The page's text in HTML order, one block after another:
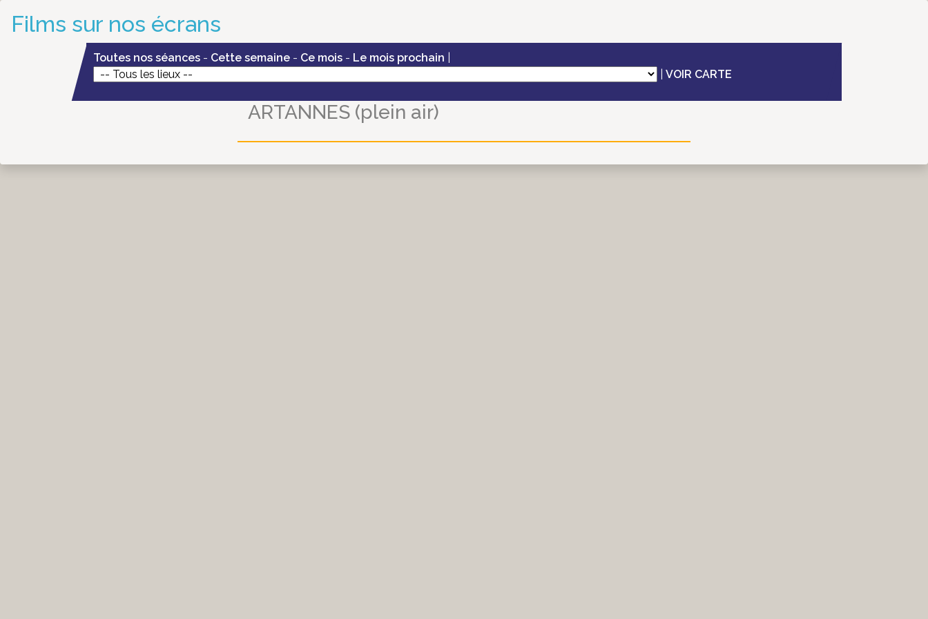
Films sur nos écrans
Toutes nos séances - Cette semaine - Ce mois - Le mois prochain
|VOIR CARTE
ARTANNES (plein air)